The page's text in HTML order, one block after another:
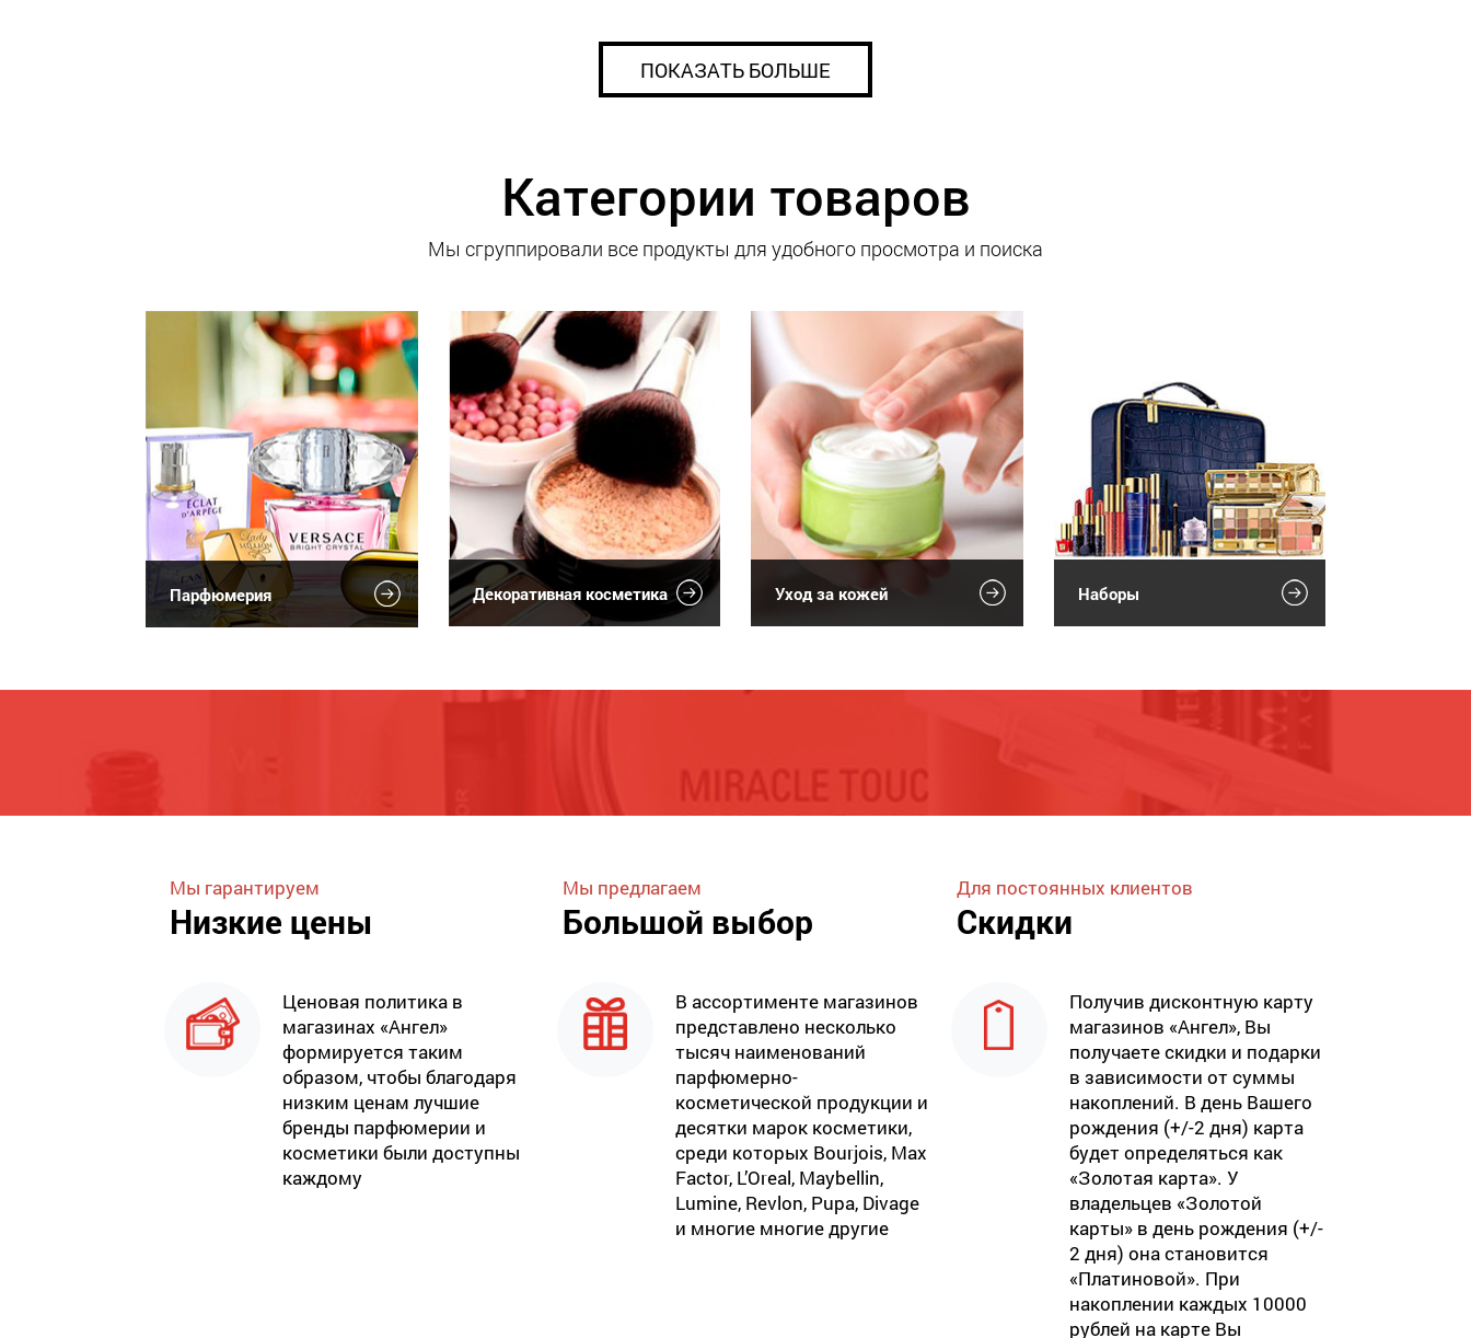
ПОКАЗАТЬ БОЛЬШЕ
Категории товаров
Мы сгруппировали все продукты для удобного просмотра и поиска
Парфюмерия Декоративная косметика Уход за кожей Наборы
Мы гарантируем
Низкие цены
Ценовая политика в
магазинах «Ангел»
формируется таким
образом, чтобы благодаря
низким ценам лучшие
бренды парфюмерии и
косметики были доступны
каждому
Мы предлагаем
Большой выбор
В ассортименте магазинов
представлено несколько
тысяч наименований
парфюмерно-
косметической продукции и
десятки марок косметики,
среди которых Bourjois, Max
Factor, L’Oreal, Maybellin,
Lumine, Revlon, Pupa, Divage
и многие многие другие
Для постоянных клиентов
Скидки
Получив дисконтную карту
магазинов «Ангел», Вы
получаете скидки и подарки
в зависимости от суммы
накоплений. В день Вашего
рождения (+/-2 дня) карта
будет определяться как
«Золотая карта». У
владельцев «Золотой
карты» в день рождения (+/-
2 дня) она становится
«Платиновой». При
накоплении каждых 10000
рублей на карте Вы